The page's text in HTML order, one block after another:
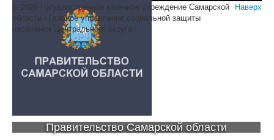
Правительство Самарской области
Наверх
© 2026 Государственное казенное учреждение Самарской
области «Главное управление социальной защиты
населения Центрального округа»